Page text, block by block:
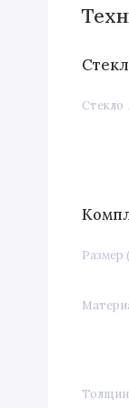
Стекло
Размер